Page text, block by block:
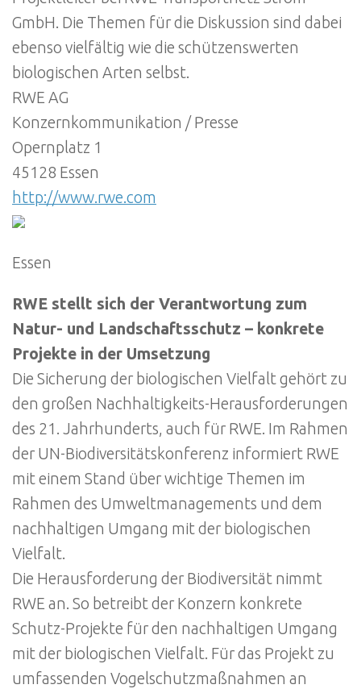
GmbH. Die Themen für die Diskussion sind dabei
ebenso vielfältig wie die schützenswerten
biologischen Arten selbst.
RWE AG
Konzernkommunikation / Presse
Opernplatz 1
45128 Essen
http://www.rwe.com
Essen
RWE stellt sich der Verantwortung zum
Natur- und Landschaftsschutz – konkrete
Projekte in der Umsetzung
Die Sicherung der biologischen Vielfalt gehört zu
den großen Nachhaltigkeits-Herausforderungen
des 21. Jahrhunderts, auch für RWE. Im Rahmen
der UN-Biodiversitätskonferenz informiert RWE
mit einem Stand über wichtige Themen im
Rahmen des Umweltmanagements und dem
nachhaltigen Umgang mit der biologischen
Vielfalt.
Die Herausforderung der Biodiversität nimmt
RWE an. So betreibt der Konzern konkrete
Schutz-Projekte für den nachhaltigen Umgang
mit der biologischen Vielfalt. Für das Projekt zu
umfassenden Vogelschutzmaßnahmen an